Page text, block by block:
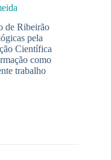
de Ribeirão
pela
Científica
como
trabalho